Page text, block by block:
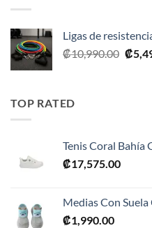
Ligas de
₡10,990.00 El
₡
TOP RATED
Tenis Coral Bahía
₡17,575.00
Medias Con
₡1,990.00